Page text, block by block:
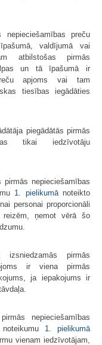
nepieciešamības preču
valdījumā vai
atbilstošas pirmās
un tā īpašumā ir
apjoms vai tam
tiesības iegādāties
piegādātās pirmās
tikai iedzīvotāju
nepieciešamības
1. pielikumānoteikto
personai proporcionāli
reizēm, ņemot vērā šo
izsniedzamās pirmās
ir viena pirmās
ja iepakojums ir
nepieciešamības
1. pielikumā
vienam iedzīvotājam,